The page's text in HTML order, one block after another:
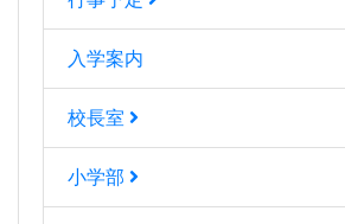
入学案内
校長室
小学部